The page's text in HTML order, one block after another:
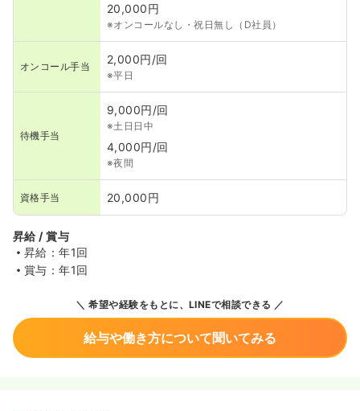
20,000円
※オンコールなし・祝日無し（D社員）
オンコール手当
2,000円/回
※平日
待機手当
9,000円/回
※土日日中
4,000円/回
※夜間
資格手当 20,000円
昇給 / 賞与
昇給：年1回
賞与：年1回
希望や経験をもとに、LINEで相談できる
給与や働き方について聞いてみる